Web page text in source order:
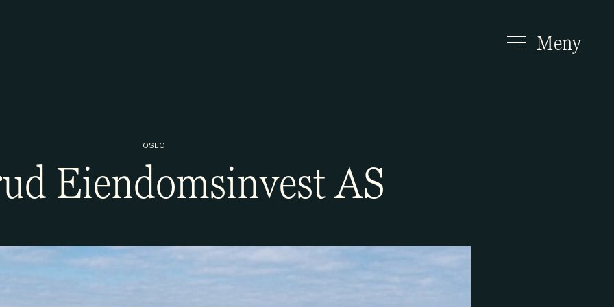
Meny
OSLO
Eiendomsinvest AS